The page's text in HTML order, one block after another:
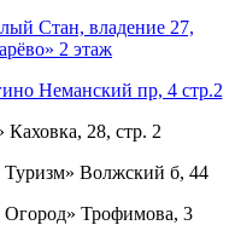
Стан, владение 27,
2 этаж
Неманский пр, 4 стр.2
28, стр. 2
Волжский б, 44
Трофимова, 3